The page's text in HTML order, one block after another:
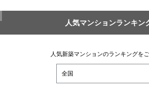
人気マンションランキン
人気新築マンションのランキングをご